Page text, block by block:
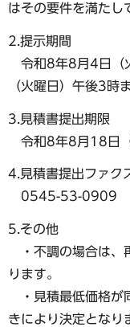
はその要件を満たし
2.提示期間
令和8年8月4日（
（火曜日）午後3時
3.見積書提出期限
令和8年8月18日
4.見積書提出ファク
0545-53-0909
5.その他
・不調の場合は、
ります。
・見積最低価格が
きにより決定となり